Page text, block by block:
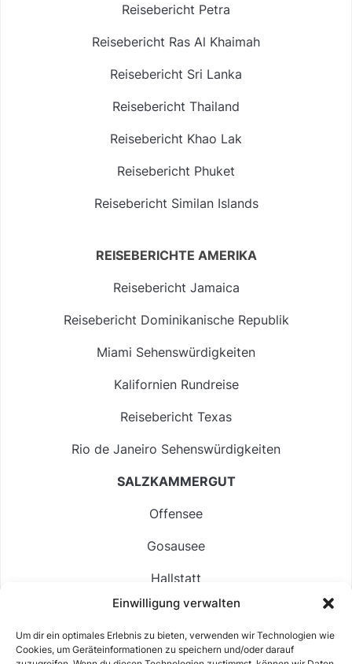
Einwilligung verwalten
Um dir ein optimales Erlebnis zu bieten, verwenden wir Technologien wie
Cookies, um Geräteinformationen zu speichern und/oder darauf
Reisebericht Petra
Reisebericht Ras Al Khaimah
Reisebericht Sri Lanka
Reisebericht Thailand
Reisebericht Khao Lak
Reisebericht Phuket
Reisebericht Similan Islands
REISEBERICHTE AMERIKA
Reisebericht Jamaica
Reisebericht Dominikanische Republik
Miami Sehenswürdigkeiten
Kalifornien Rundreise
Reisebericht Texas
Rio de Janeiro Sehenswürdigkeiten
SALZKAMMERGUT
Offensee
Gosausee
Hallstatt
Langbathsee
Altausseer See